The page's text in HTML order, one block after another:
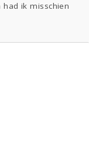
ik misschien